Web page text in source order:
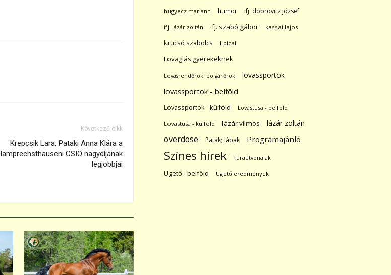
Következő cikk
Krepcsik Lara, Pataki Anna Klára a
lamprechsthauseni CSIO nagydíjának
legjobbjai
hugyecz mariann humor ifj. dobrovitz józsef
ifj. lázár zoltán ifj. szabó gábor kassai lajos
krucsó szabolcs lipicai
Lovaglás gyerekeknek
Lovasrendőrök; polgárőrök
lovassportok
lovassportok - belföld
Lovassportok - külföld Lovastusa - belföld
Lovastusa - külföld lázár vilmos lázár zoltán
overdose Paták; lábak Programajánló
Színes hírek Túraútvonalak
Ügető - belföld Ügető eredmények